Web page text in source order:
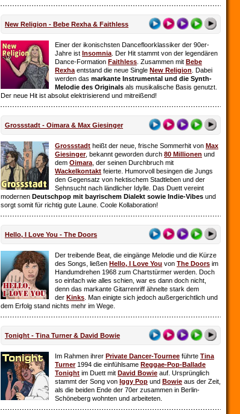
New Religion - Bebe Rexha & Faithless
Einer der ikonischsten Dancefloorklassiker der 90er-
Jahre ist Insomnia . Der Hit stammt von der legendären
Dance-Formation Faithless . Zusammen mit Bebe
Rexha entstand die neue Single New Religion . Dabei
werden das markante Instrumental und die Synth-
Melodie des Originals als musikalische Basis genutzt.
Der neue Hit ist absolut elektrisierend und mitreißend!
Grossstadt - Oimara & Max Giesinger
Grossstadt heißt der neue, frische Sommerhit von Max
Giesinger, bekannt geworden durch 80 Millionen und
dem Oimara , der seinen Durchbruch mit
Wackelkontakt feierte. Humorvoll besingen die Jungs
den Gegensatz von hektischem Stadtleben und der
Sehnsucht nach ländlicher Idylle. Das Duett vereint
modernen Deutschpop mit bayrischem Dialekt sowie Indie-Vibes und
sorgt somit für richtig gute Laune. Coole Kollaboration!
Hello, I Love You - The Doors
Der treibende Beat, die eingänge Melodie und die Kürze
des Songs, ließen Hello, I Love You von The Doors im
Handumdrehen 1968 zum Chartstürmer werden. Doch
so einfach wie alles schien, war es dann doch nicht,
denn das markante Gitarrenriff ähnelte stark dem
der Kinks . Man einigte sich jedoch außergerichtlich und
dem Erfolg stand nichts mehr im Wege.
Tonight - Tina Turner & David Bowie
Im Rahmen ihrer Private Dancer-Tournee führte Tina
Turner 1994 die einfühlsame Reggae-Pop-Ballade
Tonight im Duett mit David Bowie auf. Ursprünglich
stammt der Song von Iggy Pop und Bowie aus der Zeit,
als die beiden Ende der 70er zusammen in Berlin-
Schöneberg wohnten und arbeiteten.